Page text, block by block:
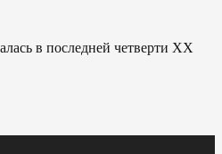
в последней четверти ХХ